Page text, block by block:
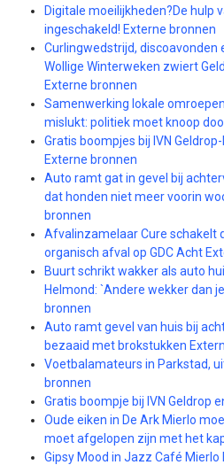
Digitale moeilijkheden?De hulp
ingeschakeld! Externe bronnen
Curlingwedstrijd, discoavonden
Wollige Winterweken zwiert
Externe bronnen
Samenwerking lokale
mislukt: politiek moet knoop
Gratis boompjes bij IVN
Externe bronnen
Auto ramt gat in gevel bij
dat honden niet meer voorin
bronnen
Afvalinzamelaar Cure schakelt
organisch afval op GDC Acht
Buurt schrikt wakker als auto
Helmond: `Andere wekker dan
bronnen
Auto ramt gevel van huis bij
bezaaid met brokstukken
Voetbalamateurs in Parkstad,
bronnen
Gratis boompje bij IVN Geldrop
Oude eiken in De Ark Mierlo
moet afgelopen zijn met het
Gipsy Mood in Jazz Café Mierlo